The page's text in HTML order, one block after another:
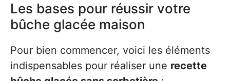
Les bases pour réussir votre
bûche glacée maison
Pour bien commencer, voici les éléments
indispensables pour réaliser une recette